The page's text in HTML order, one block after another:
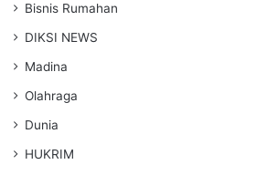
Bisnis Rumahan
DIKSI NEWS
Madina
Olahraga
Dunia
HUKRIM